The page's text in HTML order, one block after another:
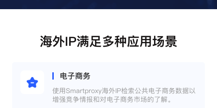
海外IP满足多种应用场景
电子商务
使用Smartproxy海外IP检索公共电子商务数据以
增强竞争情报和对电子商务市场的了解。